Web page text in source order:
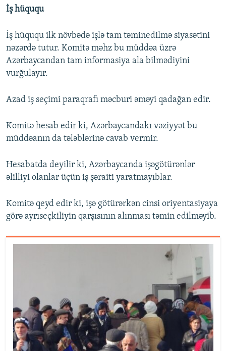
İş hüququ
İş hüququ ilk növbədə işlə tam təminedilmə siyasətini
nəzərdə tutur. Komitə məhz bu müddəa üzrə
Azərbaycandan tam informasiya ala bilmədiyini
vurğulayır.
Azad iş seçimi paraqrafı məcburi əməyi qadağan edir.
Komitə hesab edir ki, Azərbaycandakı vəziyyət bu
müddəanın da tələblərinə cavab vermir.
Hesabatda deyilir ki, Azərbaycanda işəgötürənlər
əlilliyi olanlar üçün iş şəraiti yaratmayıblar.
Komitə qeyd edir ki, işə götürərkən cinsi oriyentasiyaya
görə ayrıseçkiliyin qarşısının alınması təmin edilməyib.